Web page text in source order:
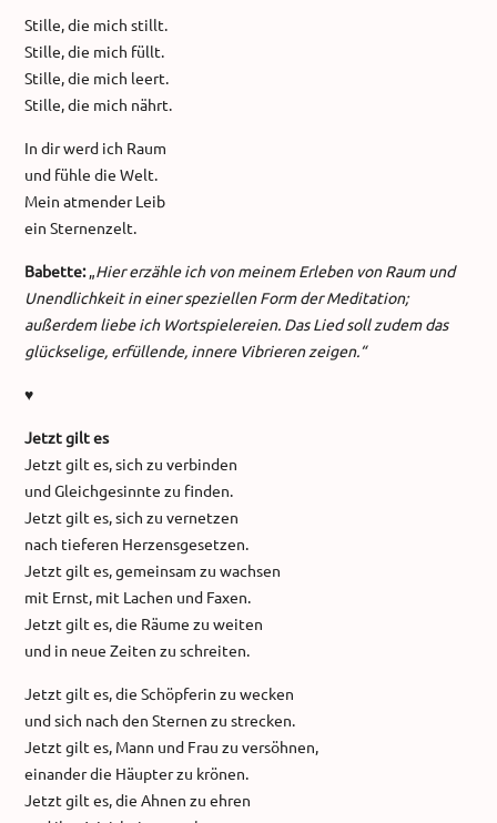
Stille, die mich stillt.
Stille, die mich füllt.
Stille, die mich leert.
Stille, die mich nährt.
In dir werd ich Raum
und fühle die Welt.
Mein atmender Leib
ein Sternenzelt.
Babette:„Hier erzähle ich von meinem Erleben von Raum und
Unendlichkeit in einer speziellen Form der Meditation;
außerdem liebe ich Wortspielereien. Das Lied soll zudem das
glückselige, erfüllende, innere Vibrieren zeigen.“
♥
Jetzt gilt es
Jetzt gilt es, sich zu verbinden
und Gleichgesinnte zu finden.
Jetzt gilt es, sich zu vernetzen
nach tieferen Herzensgesetzen.
Jetzt gilt es, gemeinsam zu wachsen
mit Ernst, mit Lachen und Faxen.
Jetzt gilt es, die Räume zu weiten
und in neue Zeiten zu schreiten.
Jetzt gilt es, die Schöpferin zu wecken
und sich nach den Sternen zu strecken.
Jetzt gilt es, Mann und Frau zu versöhnen,
einander die Häupter zu krönen.
Jetzt gilt es, die Ahnen zu ehren